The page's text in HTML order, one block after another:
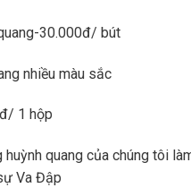
30.000đ/ bút
nhiều màu sắc
1 hộp
huỳnh quang của chúng tôi
Va Đập